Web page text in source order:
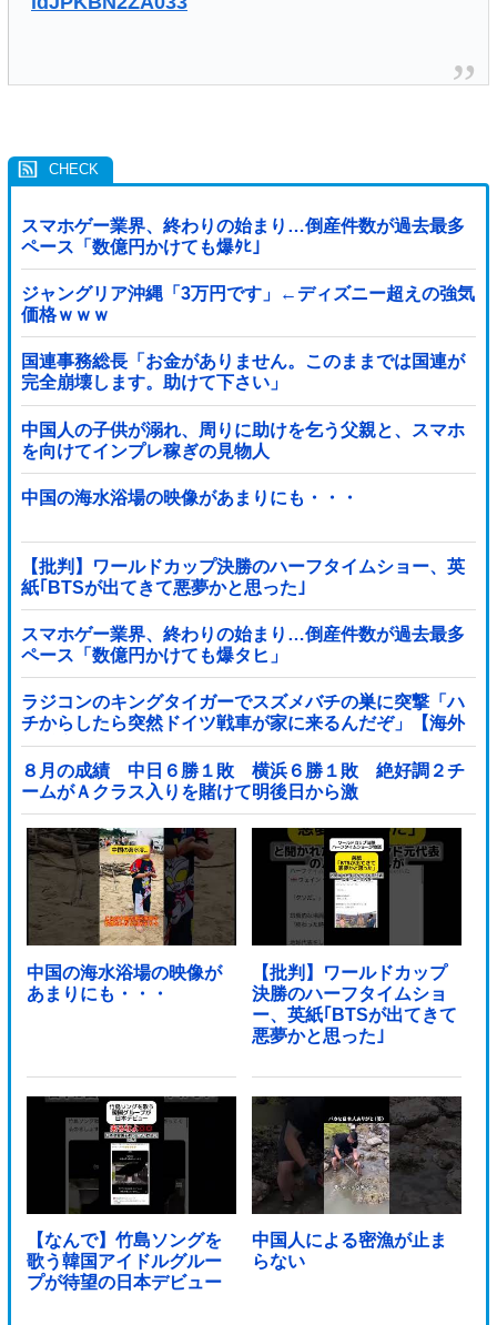
スマホゲー業界、終わりの始まり…倒産件数が過去最多
ペース「数億円かけても爆ﾀﾋ」
ジャングリア沖縄「3万円です」←ディズニー超えの強気
価格ｗｗｗ
国連事務総長「お金がありません。このままでは国連が
完全崩壊します。助けて下さい」
中国人の子供が溺れ、周りに助けを乞う父親と、スマホ
を向けてインプレ稼ぎの見物人
中国の海水浴場の映像があまりにも・・・
【批判】ワールドカップ決勝のハーフタイムショー、英
紙｢BTSが出てきて悪夢かと思った｣
スマホゲー業界、終わりの始まり…倒産件数が過去最多
ペース「数億円かけても爆タヒ」
ラジコンのキングタイガーでスズメバチの巣に突撃「ハ
チからしたら突然ドイツ戦車が家に来るんだぞ」【海外
の反応】
８月の成績 中日６勝１敗 横浜６勝１敗 絶好調２チ
ームがＡクラス入りを賭けて明後日から激
突！！！！！！！！！他
中国の海水浴場の映像が
あまりにも・・・
【批判】ワールドカップ
決勝のハーフタイムショ
ー、英紙｢BTSが出てきて
悪夢かと思った｣
【なんで】竹島ソングを
歌う韓国アイドルグルー
プが待望の日本デビュー
中国人による密漁が止ま
らない